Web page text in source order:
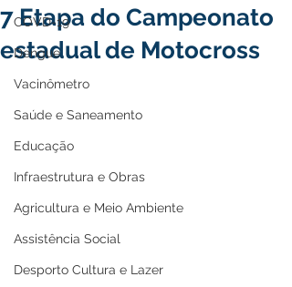
COVD-19
Dengue
Vacinômetro
Saúde e Saneamento
Educação
Infraestrutura e Obras
Agricultura e Meio Ambiente
Assistência Social
Desporto Cultura e Lazer
7 Etapa do Campeonato
estadual de Motocross